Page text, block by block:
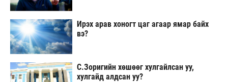
Ирэх арав хоногт цаг агаар ямар байх
вэ?
С.Зоригийн хөшөөг хулгайлсан уу,
хулгайд алдсан уу?